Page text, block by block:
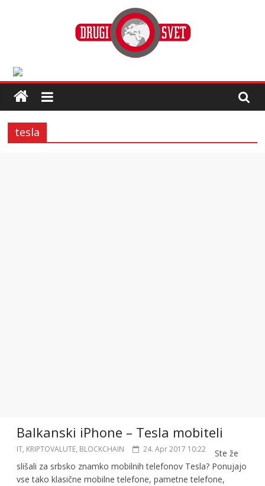
tesla
Balkanski iPhone – Tesla mobiteli
IT, KRIPTOVALUTE, BLOCKCHAIN 24. Apr 2017 10:22
Ste že
slišali za srbsko znamko mobilnih telefonov Tesla? Ponujajo
vse tako klasične mobilne telefone, pametne telefone,